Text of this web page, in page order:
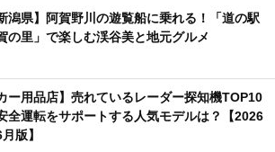
新潟県】阿賀野川の遊覧船に乗れる！「道の駅
の里」で楽しむ渓谷美と地元グルメ
カー用品店】売れているレーダー探知機TOP10
安全運転をサポートする人気モデルは？【2026
版】